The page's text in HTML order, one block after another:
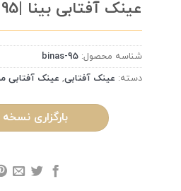
عینک آفتابی بینا |95
شناسه محصول: binas-95
دسته: عینک آفتابی, عینک آفتابی
بارگزاری